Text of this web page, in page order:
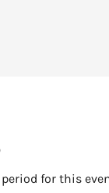
for this